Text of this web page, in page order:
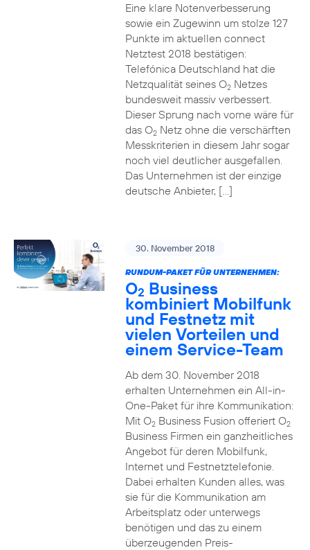
Eine klare Notenverbesserung
sowie ein Zugewinn um stolze 127
Punkte im aktuellen connect
Netztest 2018 bestätigen:
Telefónica Deutschland hat die
Netzqualität seines O2Netzes
bundesweit massiv verbessert.
Dieser Sprung nach vorne wäre für
das O2Netz ohne die verschärften
Messkriterien in diesem Jahr sogar
noch viel deutlicher ausgefallen.
Das Unternehmen ist der einzige
deutsche Anbieter, […]
30. November 2018
RUNDUM-PAKET FÜR UNTERNEHMEN:
O2 Business
kombiniert Mobilfunk
und Festnetz mit
vielen Vorteilen und
einem Service-Team
Ab dem 30. November 2018
erhalten Unternehmen ein All-in-
One-Paket für ihre Kommunikation:
Mit O2Business Fusion offeriert O2
Business Firmen ein ganzheitliches
Angebot für deren Mobilfunk,
Internet und Festnetztelefonie.
Dabei erhalten Kunden alles, was
sie für die Kommunikation am
Arbeitsplatz oder unterwegs
benötigen und das zu einem
überzeugenden Preis-